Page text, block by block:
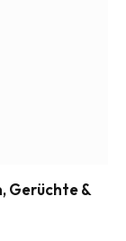
Gerüchte &